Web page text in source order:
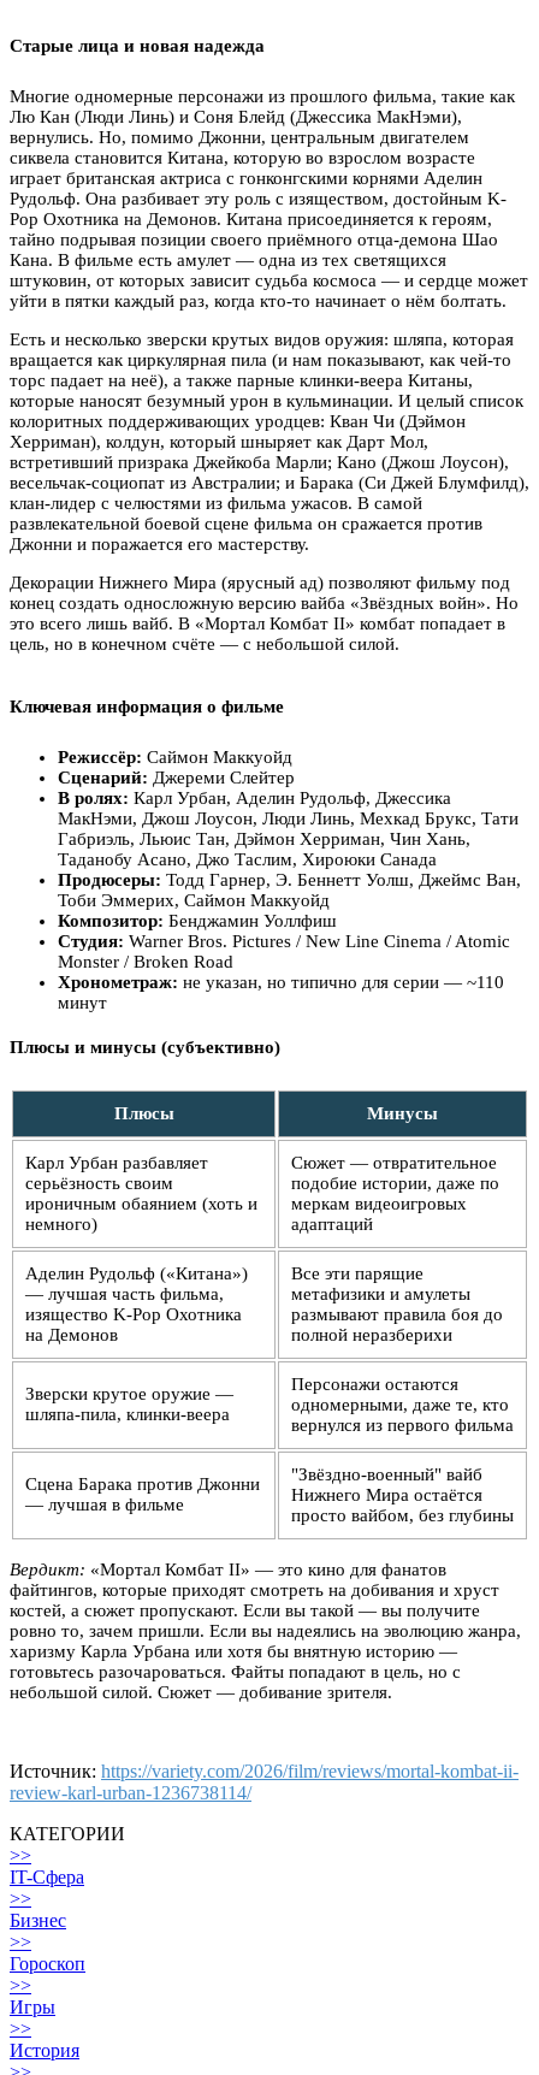
Старые лица и новая надежда
Многие одномерные персонажи из прошлого фильма, такие как
Лю Кан (Люди Линь) и Соня Блейд (Джессика МакНэми),
вернулись. Но, помимо Джонни, центральным двигателем
сиквела становится Китана, которую во взрослом возрасте
играет британская актриса с гонконгскими корнями Аделин
Рудольф. Она разбивает эту роль с изяществом, достойным K-
Pop Охотника на Демонов. Китана присоединяется к героям,
тайно подрывая позиции своего приёмного отца-демона Шао
Кана. В фильме есть амулет — одна из тех светящихся
штуковин, от которых зависит судьба космоса — и сердце может
уйти в пятки каждый раз, когда кто-то начинает о нём болтать.
Есть и несколько зверски крутых видов оружия: шляпа, которая
вращается как циркулярная пила (и нам показывают, как чей-то
торс падает на неё), а также парные клинки-веера Китаны,
которые наносят безумный урон в кульминации. И целый список
колоритных поддерживающих уродцев: Кван Чи (Дэймон
Херриман), колдун, который шныряет как Дарт Мол,
встретивший призрака Джейкоба Марли; Кано (Джош Лоусон),
весельчак-социопат из Австралии; и Барака (Си Джей Блумфилд),
клан-лидер с челюстями из фильма ужасов. В самой
развлекательной боевой сцене фильма он сражается против
Джонни и поражается его мастерству.
Декорации Нижнего Мира (ярусный ад) позволяют фильму под
конец создать односложную версию вайба «Звёздных войн». Но
это всего лишь вайб. В «Мортал Комбат II» комбат попадает в
цель, но в конечном счёте — с небольшой силой.
Ключевая информация о фильме
Режиссёр: Саймон Маккуойд
Сценарий: Джереми Слейтер
В ролях: Карл Урбан, Аделин Рудольф, Джессика
МакНэми, Джош Лоусон, Люди Линь, Мехкад Брукс, Тати
Габриэль, Льюис Тан, Дэймон Херриман, Чин Хань,
Таданобу Асано, Джо Таслим, Хироюки Санада
Продюсеры: Тодд Гарнер, Э. Беннетт Уолш, Джеймс Ван,
Тоби Эммерих, Саймон Маккуойд
Композитор: Бенджамин Уоллфиш
Студия: Warner Bros. Pictures / New Line Cinema / Atomic
Monster / Broken Road
Хронометраж: не указан, но типично для серии — ~110
минут
Плюсы и минусы (субъективно)
Плюсы Минусы
Карл Урбан разбавляет
серьёзность своим
ироничным обаянием (хоть и
немного)
Сюжет — отвратительное
подобие истории, даже по
меркам видеоигровых
адаптаций
Аделин Рудольф («Китана»)
— лучшая часть фильма,
изящество K-Pop Охотника
на Демонов
Все эти парящие
метафизики и амулеты
размывают правила боя до
полной неразберихи
Зверски крутое оружие —
шляпа-пила, клинки-веера
Персонажи остаются
одномерными, даже те, кто
вернулся из первого фильма
Сцена Барака против Джонни
— лучшая в фильме
"Звёздно-военный" вайб
Нижнего Мира остаётся
просто вайбом, без глубины
Вердикт: «Мортал Комбат II» — это кино для фанатов
файтингов, которые приходят смотреть на добивания и хруст
костей, а сюжет пропускают. Если вы такой — вы получите
ровно то, зачем пришли. Если вы надеялись на эволюцию жанра,
харизму Карла Урбана или хотя бы внятную историю —
готовьтесь разочароваться. Файты попадают в цель, но с
небольшой силой. Сюжет — добивание зрителя.
Источник: https://variety.com/2026/film/reviews/mortal-kombat-ii-
review-karl-urban-1236738114/
КАТЕГОРИИ
>>
IT-Сфера
>>
Бизнес
>>
Гороскоп
>>
Игры
>>
История